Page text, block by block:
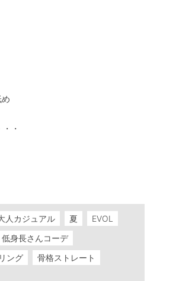
・
人カジュアル 夏
EVOL
低身長さんコーデ
ング
骨格ストレート